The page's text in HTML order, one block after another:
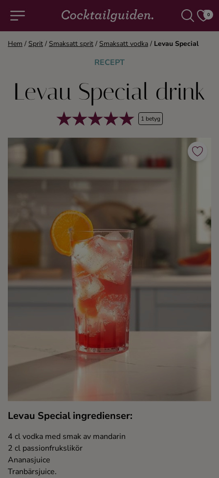
0
Alla cocktails & drinkar
Alkoholfritt
Champagne
Cocktails
Kaffe
Likör
Whisky
Ingredienser
Hem / Sprit / Smaksatt sprit / Smaksatt vodka / Levau Special
RECEPT
Levau Special drink
1 betyg
Levau Special ingredienser:
4 cl vodka med smak av mandarin
2 cl passionfrukslikör
Ananasjuice
Tranbärsjuice.